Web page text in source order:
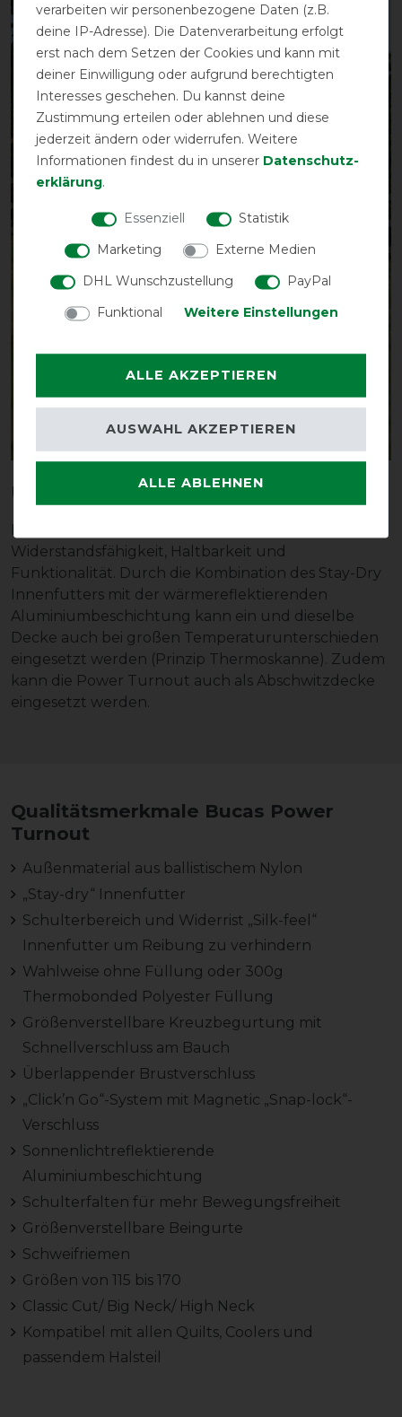
Unser Bucas Power Angebot
Widerstandsfähigkeit, Haltbarkeit und
Funktionalität. Durch die Kombination des Stay-Dry
Innenfutters mit der wärmereflektierenden
Aluminiumbeschichtung kann ein und dieselbe
Decke auch bei großen Temperaturunterschieden
eingesetzt werden (Prinzip Thermoskanne). Zudem
kann die Power Turnout auch als Abschwitzdecke
eingesetzt werden.
Qualitätsmerkmale Bucas Power
Turnout
Außenmaterial aus ballistischem Nylon
„Stay-dry“ Innenfutter
Schulterbereich und Widerrist „Silk-feel“
Innenfutter um Reibung zu verhindern
Wahlweise ohne Füllung oder 300g
Thermobonded Polyester Füllung
Größenverstellbare Kreuzbegurtung mit
Schnellverschluss am Bauch
Überlappender Brustverschluss
„Click’n Go“-System mit Magnetic „Snap-lock“-
Verschluss
Sonnenlichtreflektierende
Aluminiumbeschichtung
Schulterfalten für mehr Bewegungsfreiheit
Größenverstellbare Beingurte
Schweifriemen
Größen von 115 bis 170
Classic Cut/ Big Neck/ High Neck
Kompatibel mit allen Quilts, Coolers und
passendem Halsteil
verarbeiten wir personenbezogene Daten (z.B.
deine IP-Adresse). Die Datenverarbeitung erfolgt
erst nach dem Setzen der Cookies und kann mit
deiner Einwilligung oder aufgrund berechtigten
Interesses geschehen. Du kannst deine
Zustimmung erteilen oder ablehnen und diese
jederzeit ändern oder widerrufen. Weitere
Informationen findest du in unserer Daten­schutz­
erklärung.
Essenziell
Statistik
Marketing
Externe Medien
DHL Wunschzustellung
PayPal
Funktional
Weitere Einstellungen
ALLE AKZEPTIEREN
ALLE ABLEHNEN
AUSWAHL AKZEPTIEREN